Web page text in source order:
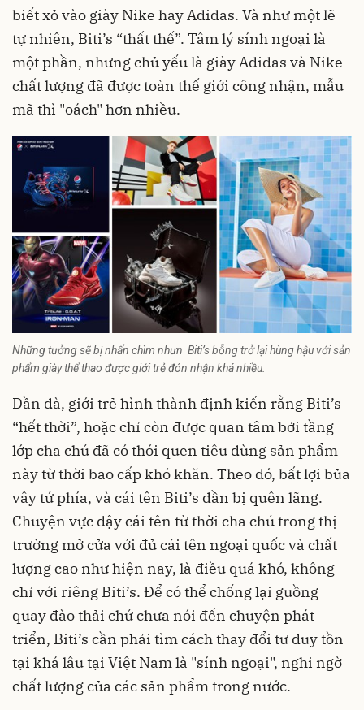
biết xỏ vào giày Nike hay Adidas. Và như một lẽ
tự nhiên, Biti’s “thất thế”. Tâm lý sính ngoại là
một phần, nhưng chủ yếu là giày Adidas và Nike
chất lượng đã được toàn thế giới công nhận, mẫu
mã thì "oách" hơn nhiều.
Những tưởng sẽ bị nhấn chìm nhưn Biti’s bỗng trở lại hùng hậu với sản
phẩm giày thể thao được giới trẻ đón nhận khá nhiều.
Dần dà, giới trẻ hình thành định kiến rằng Biti’s
“hết thời”, hoặc chỉ còn được quan tâm bởi tầng
lớp cha chú đã có thói quen tiêu dùng sản phẩm
này từ thời bao cấp khó khăn. Theo đó, bất lợi bủa
vây tứ phía, và cái tên Biti’s dần bị quên lãng.
Chuyện vực dậy cái tên từ thời cha chú trong thị
trường mở cửa với đủ cái tên ngoại quốc và chất
lượng cao như hiện nay, là điều quá khó, không
chỉ với riêng Biti’s. Để có thể chống lại guồng
quay đào thải chứ chưa nói đến chuyện phát
triển, Biti’s cần phải tìm cách thay đổi tư duy tồn
tại khá lâu tại Việt Nam là "sính ngoại", nghi ngờ
chất lượng của các sản phẩm trong nước.